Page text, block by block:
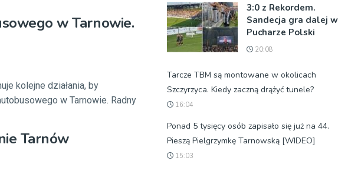
w Tarnowie.
kolejne działania, by
w Tarnowie. Radny
Tarnów
3:0 z Rekordem.
Sandecja gra dalej w
Pucharze Polski
20:08
Tarcze TBM są montowane w okolicach
Szczyrzyca. Kiedy zaczną drążyć tunele?
16:04
Ponad 5 tysięcy osób zapisało się już na 44.
Pieszą Pielgrzymkę Tarnowską [WIDEO]
15:03